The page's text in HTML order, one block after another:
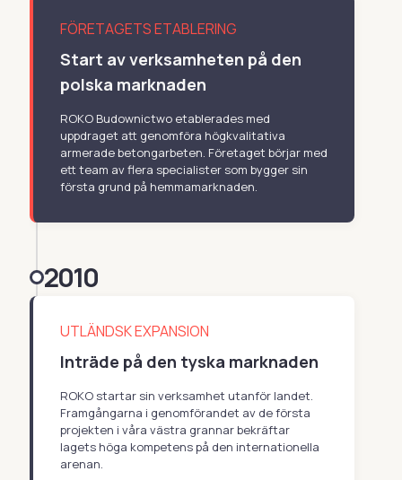
FÖRETAGETS ETABLERING
Start av verksamheten på den
polska marknaden
ROKO Budownictwo etablerades med
uppdraget att genomföra högkvalitativa
armerade betongarbeten. Företaget börjar med
ett team av flera specialister som bygger sin
första grund på hemmamarknaden.
2010
UTLÄNDSK EXPANSION
Inträde på den tyska marknaden
ROKO startar sin verksamhet utanför landet.
Framgångarna i genomförandet av de första
projekten i våra västra grannar bekräftar
lagets höga kompetens på den internationella
arenan.